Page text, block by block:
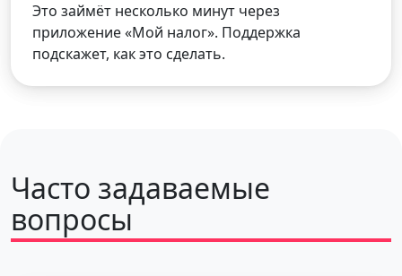
Это займёт несколько минут через
приложение «Мой налог». Поддержка
подскажет, как это сделать.
Часто задаваемые
вопросы